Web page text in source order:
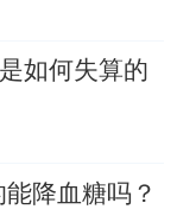
如何失算的
降血糖吗？